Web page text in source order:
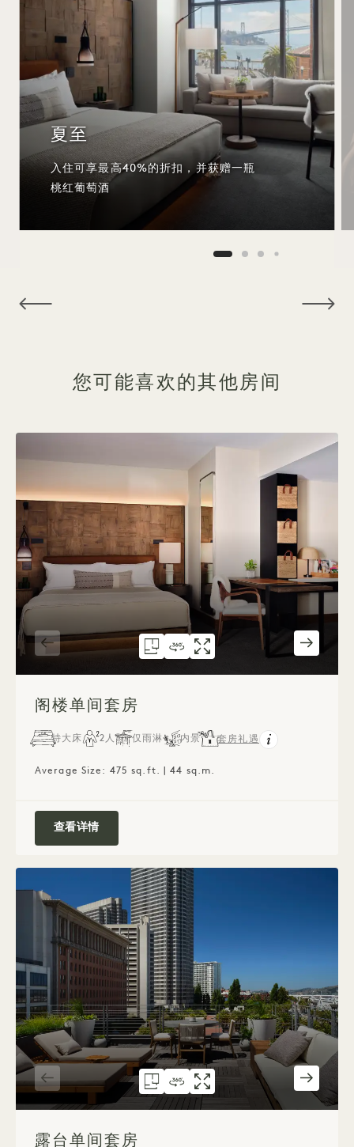
夏至
入住可享最高40%的折扣，并获赠一瓶
桃红葡萄酒
您可能喜欢的其他房间
户型图 581 壁龛式单间套房
360度全景 581 壁龛式单间套房
581画廊 壁龛工作室套房
阁楼单间套房
特大床 2人 仅雨淋 内景 套房礼遇
Average Size: 475 sq.ft. | 44 sq.m.
查看详情阁楼单间套房
户型图 584 露台单间套房
360度全景 584 露台单间套房
584画廊 露台工作室套房
露台单间套房